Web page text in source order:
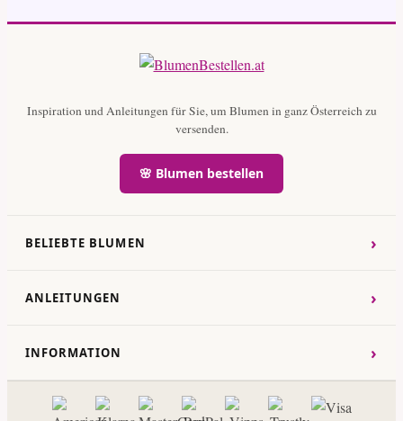
Inspiration und Anleitungen für Sie, um Blumen in ganz Österreich zu
versenden.
🌸 Blumen bestellen
BELIEBTE BLUMEN ›
ANLEITUNGEN ›
INFORMATION ›